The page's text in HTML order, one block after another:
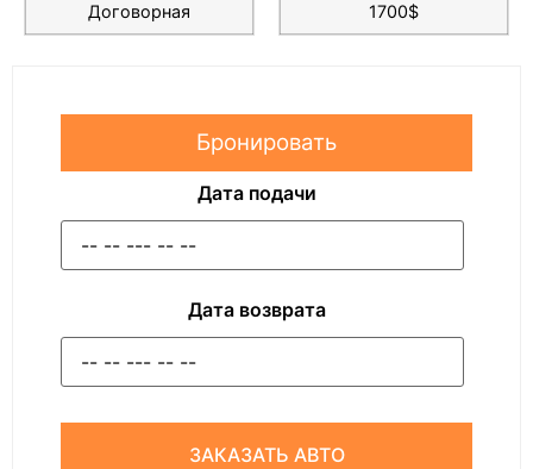
Договорная 1700$
Бронировать
Дата подачи
Дата возврата
ЗАКАЗАТЬ АВТО